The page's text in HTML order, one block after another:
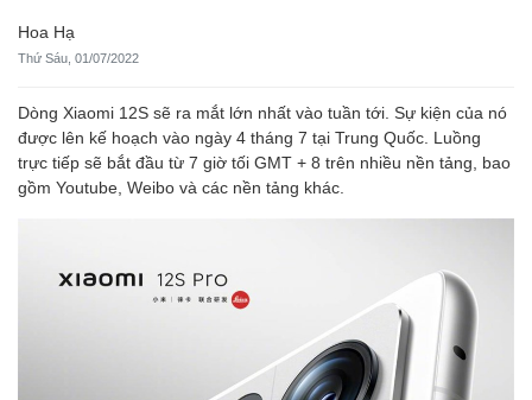
Hoa Hạ
Thứ Sáu, 01/07/2022
Dòng Xiaomi 12S sẽ ra mắt lớn nhất vào tuần tới. Sự kiện của nó
được lên kế hoạch vào ngày 4 tháng 7 tại Trung Quốc. Luồng
trực tiếp sẽ bắt đầu từ 7 giờ tối GMT + 8 trên nhiều nền tảng, bao
gồm Youtube, Weibo và các nền tảng khác.